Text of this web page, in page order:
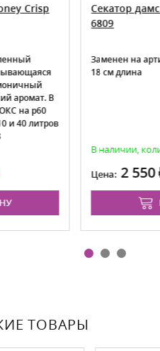
Секатор дамский 180 мм
Заменен на артикул Женский
18 см длина
В наличии, количество
В КОРЗИНУ
ТОВАРЫ